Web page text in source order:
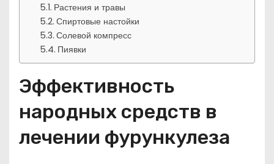
Растения и травы
Спиртовые настойки
Солевой компресс
Пиявки
Эффективность
народных средств в
лечении фурункулеза